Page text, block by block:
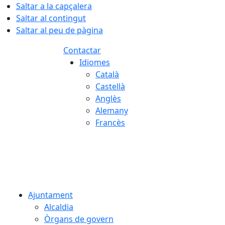
Saltar a la capçalera
Saltar al contingut
Saltar al peu de pàgina
Contactar
Idiomes
Català
Castellà
Anglès
Alemany
Francès
Ajuntament
Alcaldia
Òrgans de govern